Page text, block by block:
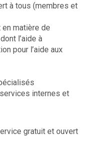
à tous (membres et
matière de
l’aide à
pour l’aide aux
internes et
gratuit et ouvert